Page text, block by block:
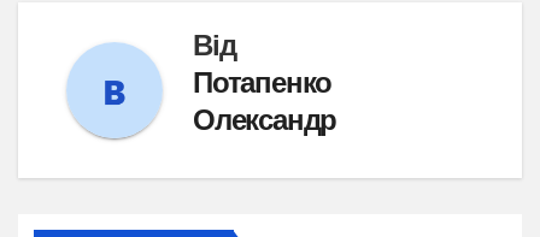
Від
Потапенко
Олександр